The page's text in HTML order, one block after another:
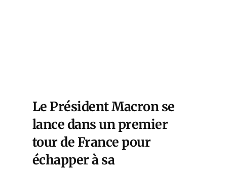
Le Président Macron se
lance dans un premier
tour de France pour
échapper à sa